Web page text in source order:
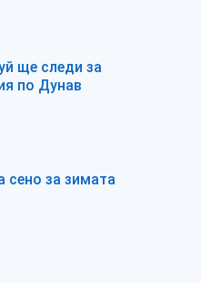
ще следи за
по Дунав
сено за зимата